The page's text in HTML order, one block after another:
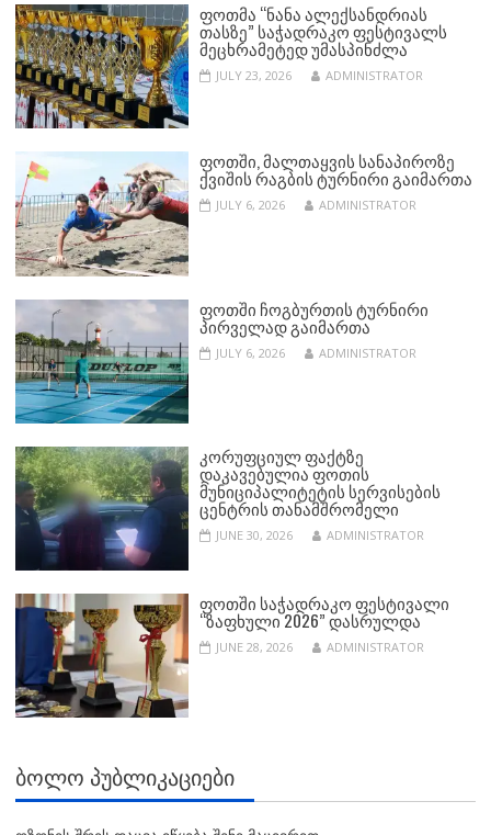
ᲤᲝᲗᲛᲐ “ᲜᲐᲜᲐ ᲐᲚᲔᲥᲡᲐᲜᲓᲠᲘᲐᲡ
ᲗᲐᲡᲖᲔ” ᲡᲐᲭᲐᲓᲠᲐᲙᲝ ᲤᲔᲡᲢᲘᲕᲐᲚᲡ
ᲛᲔᲪᲮᲠᲐᲛᲔᲢᲔᲓ ᲣᲛᲐᲡᲞᲘᲜᲫᲚᲐ
JULY 23, 2026 ADMINISTRATOR
ᲤᲝᲗᲨᲘ, ᲛᲐᲚᲗᲐᲧᲕᲘᲡ ᲡᲐᲜᲐᲞᲘᲠᲝᲖᲔ
ᲥᲕᲘᲨᲘᲡ ᲠᲐᲒᲑᲘᲡ ᲢᲣᲠᲜᲘᲠᲘ ᲒᲐᲘᲛᲐᲠᲗᲐ
JULY 6, 2026 ADMINISTRATOR
ᲤᲝᲗᲨᲘ ᲩᲝᲒᲑᲣᲠᲗᲘᲡ ᲢᲣᲠᲜᲘᲠᲘ
ᲞᲘᲠᲕᲔᲚᲐᲓ ᲒᲐᲘᲛᲐᲠᲗᲐ
JULY 6, 2026 ADMINISTRATOR
ᲙᲝᲠᲣᲤᲪᲘᲣᲚ ᲤᲐᲥᲢᲖᲔ
ᲓᲐᲙᲐᲕᲔᲑᲣᲚᲘᲐ ᲤᲝᲗᲘᲡ
ᲛᲣᲜᲘᲪᲘᲞᲐᲚᲘᲢᲔᲢᲘᲡ ᲡᲔᲠᲕᲘᲡᲔᲑᲘᲡ
ᲪᲔᲜᲢᲠᲘᲡ ᲗᲐᲜᲐᲛᲨᲠᲝᲛᲔᲚᲘ
JUNE 30, 2026 ADMINISTRATOR
ᲤᲝᲗᲨᲘ ᲡᲐᲭᲐᲓᲠᲐᲙᲝ ᲤᲔᲡᲢᲘᲕᲐᲚᲘ
“ᲖᲐᲤᲮᲣᲚᲘ 2026” ᲓᲐᲡᲠᲣᲚᲓᲐ
JUNE 28, 2026 ADMINISTRATOR
ᲑᲝᲚᲝ ᲞᲣᲑᲚᲘᲙᲐᲪᲘᲔᲑᲘ